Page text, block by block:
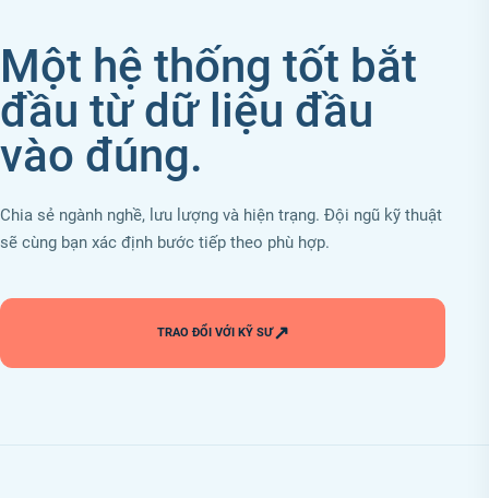
Một hệ thống tốt bắt
đầu từ dữ liệu đầu
vào đúng.
Chia sẻ ngành nghề, lưu lượng và hiện trạng. Đội ngũ kỹ thuật
sẽ cùng bạn xác định bước tiếp theo phù hợp.
TRAO ĐỔI VỚI KỸ SƯ↗